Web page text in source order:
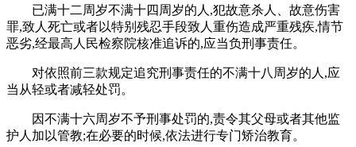
已满十二周岁不满十四周岁的人,犯故意杀人、故意伤害
罪,致人死亡或者以特别残忍手段致人重伤造成严重残疾,情节
恶劣,经最高人民检察院核准追诉的,应当负刑事责任。
对依照前三款规定追究刑事责任的不满十八周岁的人,应
当从轻或者减轻处罚。
因不满十六周岁不予刑事处罚的,责令其父母或者其他监
护人加以管教;在必要的时候,依法进行专门矫治教育。